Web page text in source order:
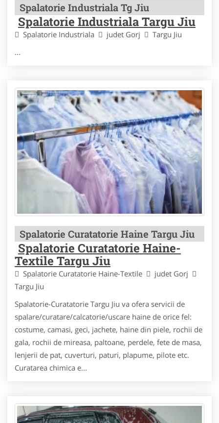
Spalatorie Industriala Tg Jiu
Spalatorie Industriala Targu Jiu
Spalatorie Industriala judet Gorj
Targu Jiu
...
Spalatorie Curatatorie Haine Targu Jiu
Spalatorie Curatatorie Haine-
Textile Targu Jiu
Spalatorie Curatatorie Haine-Textile
judet Gorj
Targu Jiu
Spalatorie-Curatatorie Targu Jiu va ofera servicii de
spalare/curatare/calcatorie/uscare haine de orice fel:
costume, camasi, geci, jachete, haine din piele, rochii de
gala, rochii de mireasa, paltoane, perdele, fete de masa,
lenjerii de pat, cuverturi, paturi, plapume, pilote etc.
Curatarea chimica e...